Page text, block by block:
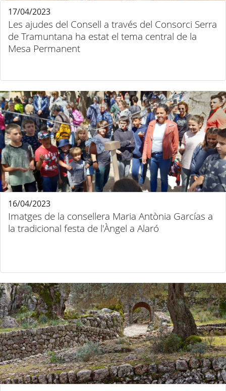
Les ajudes del Consell a través del Consorci Serra
de Tramuntana ha estat el tema central de la
Mesa Permanent
17/04/2023
Imatges de la consellera Maria Antònia Garcías a
la tradicional festa de l'Àngel a Alaró
16/04/2023